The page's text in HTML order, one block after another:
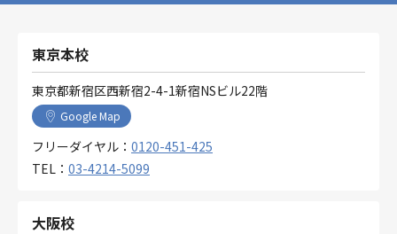
東京本校
東京都新宿区西新宿2-4-1新宿NSビル22階
Google Map
フリーダイヤル： 0120-451-425
TEL： 03-4214-5099
大阪校